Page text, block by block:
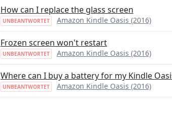
How can I replace the glass screen
UNBEANTWORTET Amazon Kindle Oasis (2016)
Frozen screen won't restart
UNBEANTWORTET Amazon Kindle Oasis (2016)
Where can I buy a battery for my Kindle
UNBEANTWORTET Amazon Kindle Oasis (2016)